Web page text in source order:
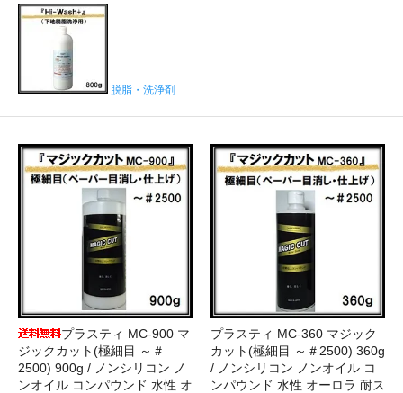
脱脂・洗浄剤
プラスティ MC-900 マ
ジックカット(極細目 ～＃
2500) 900g / ノンシリコン ノ
ンオイル コンパウンド 水性 オ
プラスティ MC-360 マジック
カット(極細目 ～＃2500) 360g
/ ノンシリコン ノンオイル コ
ンパウンド 水性 オーロラ 耐ス